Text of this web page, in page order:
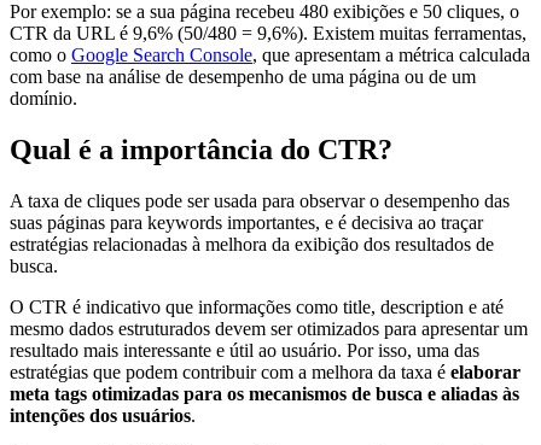
Por exemplo: se a sua página recebeu 480 exibições e 50 cliques, o
CTR da URL é 9,6% (50/480 = 9,6%). Existem muitas ferramentas,
como o Google Search Console, que apresentam a métrica calculada
com base na análise de desempenho de uma página ou de um
domínio.
Qual é a importância do CTR?
A taxa de cliques pode ser usada para observar o desempenho das
suas páginas para keywords importantes, e é decisiva ao traçar
estratégias relacionadas à melhora da exibição dos resultados de
busca.
O CTR é indicativo que informações como title, description e até
mesmo dados estruturados devem ser otimizados para apresentar um
resultado mais interessante e útil ao usuário. Por isso, uma das
estratégias que podem contribuir com a melhora da taxa é elaborar
meta tags otimizadas para os mecanismos de busca e aliadas às
intenções dos usuários.